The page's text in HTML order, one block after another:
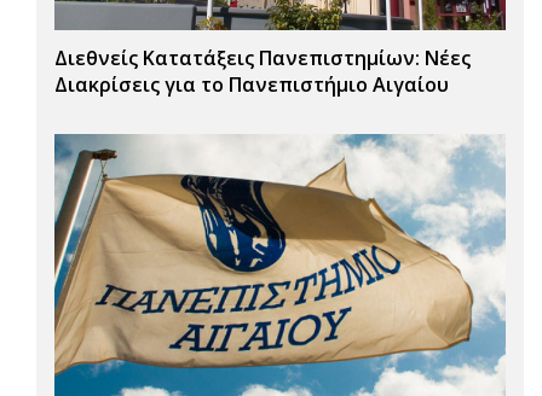
Διεθνείς Κατατάξεις Πανεπιστημίων: Νέες
Διακρίσεις για το Πανεπιστήμιο Αιγαίου